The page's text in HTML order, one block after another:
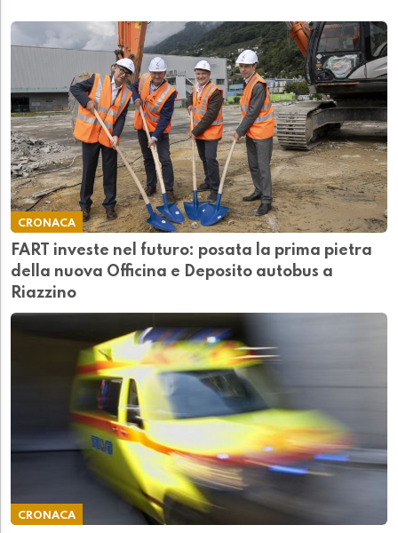
CRONACA
FART investe nel futuro: posata la prima pietra
della nuova Officina e Deposito autobus a
Riazzino
CRONACA